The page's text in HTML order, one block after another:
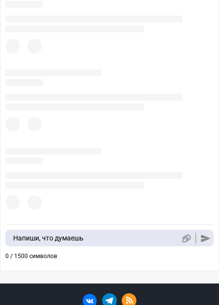
Напиши, что думаешь
0 / 1500 символов